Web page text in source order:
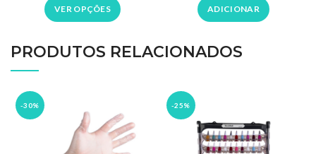
VER OPÇÕES ADICIONAR
PRODUTOS RELACIONADOS
-30% -25%